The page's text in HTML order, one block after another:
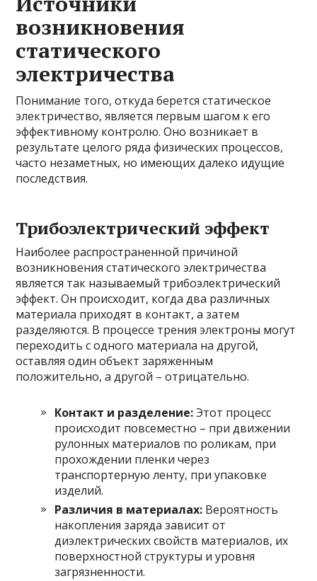
возникновения
статического
электричества
Понимание того, откуда берется статическое
электричество, является первым шагом к его
эффективному контролю. Оно возникает в
результате целого ряда физических процессов,
часто незаметных, но имеющих далеко идущие
последствия.
Трибоэлектрический эффект
Наиболее распространенной причиной
возникновения статического электричества
является так называемый трибоэлектрический
эффект. Он происходит, когда два различных
материала приходят в контакт, а затем
разделяются. В процессе трения электроны могут
переходить с одного материала на другой,
оставляя один объект заряженным
положительно, а другой – отрицательно.
Контакт и разделение:Этот процесс
происходит повсеместно – при движении
рулонных материалов по роликам, при
прохождении пленки через
транспортерную ленту, при упаковке
изделий.
Различия в материалах: Вероятность
накопления заряда зависит от
диэлектрических свойств материалов, их
поверхностной структуры и уровня
загрязненности.